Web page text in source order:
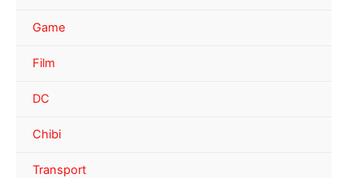
Game
Film
DC
Chibi
Transport